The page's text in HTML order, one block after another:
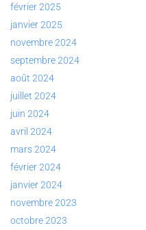
février 2025
janvier 2025
novembre 2024
septembre 2024
août 2024
juillet 2024
juin 2024
avril 2024
mars 2024
février 2024
janvier 2024
novembre 2023
octobre 2023